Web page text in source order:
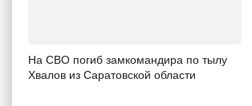
На СВО погиб замкомандира по тылу
Хвалов из Саратовской области